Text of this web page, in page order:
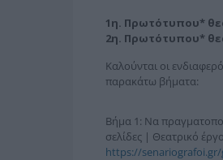
1η. Πρωτότυπου*
2η. Πρωτότυπου*
Καλούνται οι
παρακάτω βήματα:
Βήμα 1: Να
σελίδες | Θεατρικό
https://